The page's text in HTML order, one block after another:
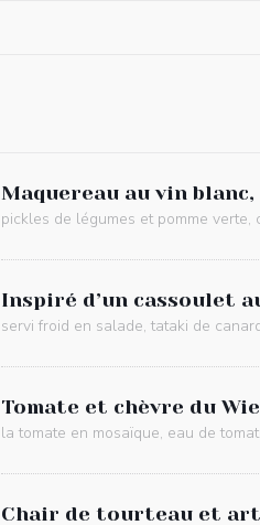
Maquereau au vin blanc,
pickles de légumes et pomme verte,
Inspiré d’un cassoulet
servi froid en salade, tataki de
Tomate et chèvre du
la tomate en mosaïque, eau de
Chair de tourteau et